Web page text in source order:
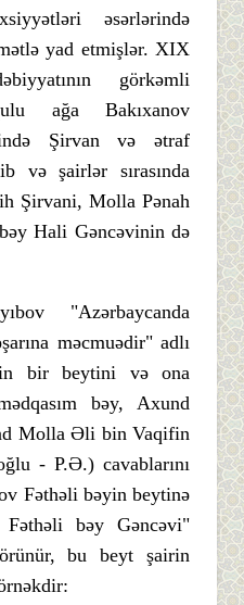
əsərlərində
yad etmişlər. XIX
görkəmli
ağa Bakıxanov
Şirvan və ətraf
və şairlər sırasında
Şirvani, Molla Pənah
Hali Gəncəvinin də
"Azərbaycanda
məcmuədir" adlı
bir beytini və ona
bəy, Axund
Molla Əli bin Vaqifin
- P.Ə.) cavablarını
Fəthəli bəyin beytinə
bəy Gəncəvi"
bu beyt şairin